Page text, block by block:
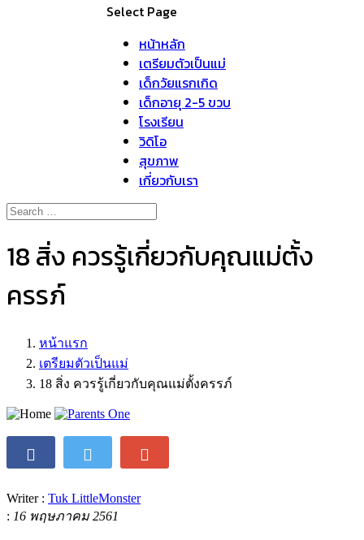
Select Page
หน้าหลัก
เตรียมตัวเป็นแม่
เด็กวัยแรกเกิด
เด็กอายุ 2-5 ขวบ
โรงเรียน
วิดิโอ
สุขภาพ
เกี่ยวกับเรา
18 สิ่ง ควรรู้เกี่ยวกับคุณแม่ตั้ง
ครรภ์
หน้าแรก
เตรียมตัวเป็นแม่
18 สิ่ง ควรรู้เกี่ยวกับคุณแม่ตั้งครรภ์
Writer : Tuk LittleMonster
: 16 พฤษภาคม 2561